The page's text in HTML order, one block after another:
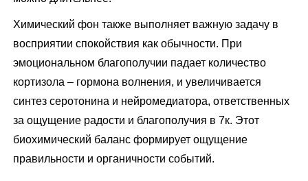
Химический фон также выполняет важную задачу в
восприятии спокойствия как обычности. При
эмоциональном благополучии падает количество
кортизола – гормона волнения, и увеличивается
синтез серотонина и нейромедиатора, ответственных
за ощущение радости и благополучия в 7к. Этот
биохимический баланс формирует ощущение
правильности и органичности событий.